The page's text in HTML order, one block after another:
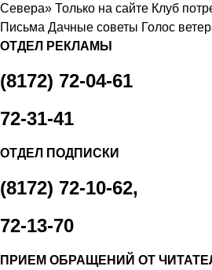
Севера» Только на сайте Клуб
Письма Дачные советы Голос
ОТДЕЛ РЕКЛАМЫ
(8172) 72-04-61
72-31-41
ОТДЕЛ ПОДПИСКИ
(8172) 72-10-62,
72-13-70
ПРИЕМ ОБРАЩЕНИЙ ОТ